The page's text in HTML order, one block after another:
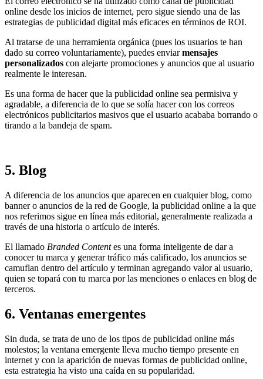
online desde los inicios de internet, pero sigue siendo una de las
estrategias de publicidad digital más eficaces en términos de ROI.
Al tratarse de una herramienta orgánica (pues los usuarios te han
dado su correo voluntariamente), puedes enviarmensajes
personalizados con alejarte promociones y anuncios que al usuario
realmente le interesan.
Es una forma de hacer que la publicidad online sea permisiva y
agradable, a diferencia de lo que se solía hacer con los correos
electrónicos publicitarios masivos que el usuario acababa borrando o
tirando a la bandeja de spam.
5. Blog
A diferencia de los anuncios que aparecen en cualquier blog, como
banner o anuncios de la red de Google, la publicidad online a la que
nos referimos sigue en línea más editorial, generalmente realizada a
través de una historia o artículo de interés.
El llamado Branded Contentes una forma inteligente de dar a
conocer tu marca y generar tráfico más calificado, los anuncios se
camuflan dentro del artículo y terminan agregando valor al usuario,
quien se topará con tu marca por las menciones o enlaces en blog de
terceros.
6. Ventanas emergentes
Sin duda, se trata de uno de los tipos de publicidad online más
molestos; la ventana emergente lleva mucho tiempo presente en
internet y con la aparición de nuevas formas de publicidad online,
esta estrategia ha visto una caída en su popularidad.